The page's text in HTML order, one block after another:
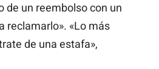
de un reembolso con un
reclamarlo». «Lo más
de una estafa»,